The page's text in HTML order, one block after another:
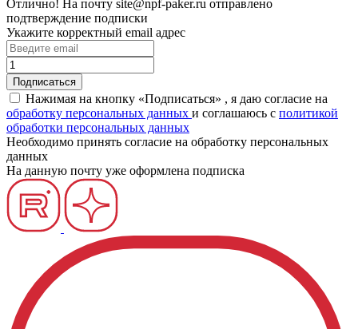
Отлично! На почту site@npf-paker.ru отправлено
подтверждение подписки
Укажите корректный email адрес
Нажимая на кнопку «Подписаться» , я даю согласие на
обработку персональных данных и соглашаюсь c политикой
обработки персональных данных
Необходимо принять согласие на обработку персональных
данных
На данную почту уже оформлена подписка